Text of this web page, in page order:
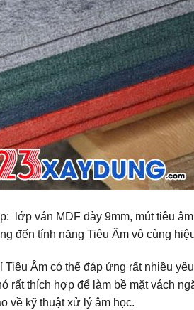
lớp ván MDF dày 9mm, mút tiêu
đến tính năng Tiêu Âm vô cùng
Âm có thể đáp ứng rất nhiều
rất thích hợp để làm bề mặt vách
về kỹ thuật xử lý âm học.